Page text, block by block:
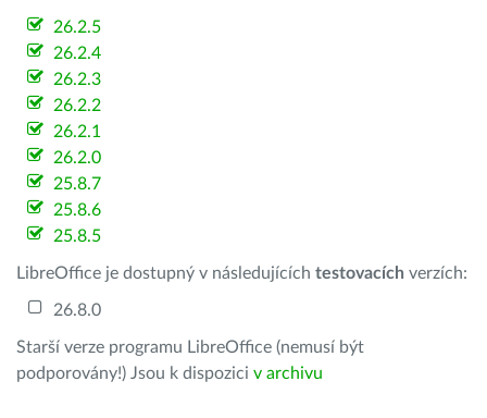
26.2.5
26.2.4
26.2.3
26.2.2
26.2.1
26.2.0
25.8.7
25.8.6
25.8.5
LibreOffice je dostupný v následujících testovacích verzích:
26.8.0
Starší verze programu LibreOffice (nemusí být
podporovány!) Jsou k dispozici v archivu